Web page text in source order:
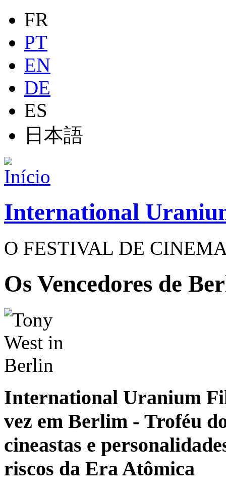
Jump to navigation
FR
PT
EN
DE
ES
日本語
International
O FESTIVAL DE
Os Vencedores de
International Uranium
vez em Berlim - Troféu
cineastas e
riscos da Era Atômica